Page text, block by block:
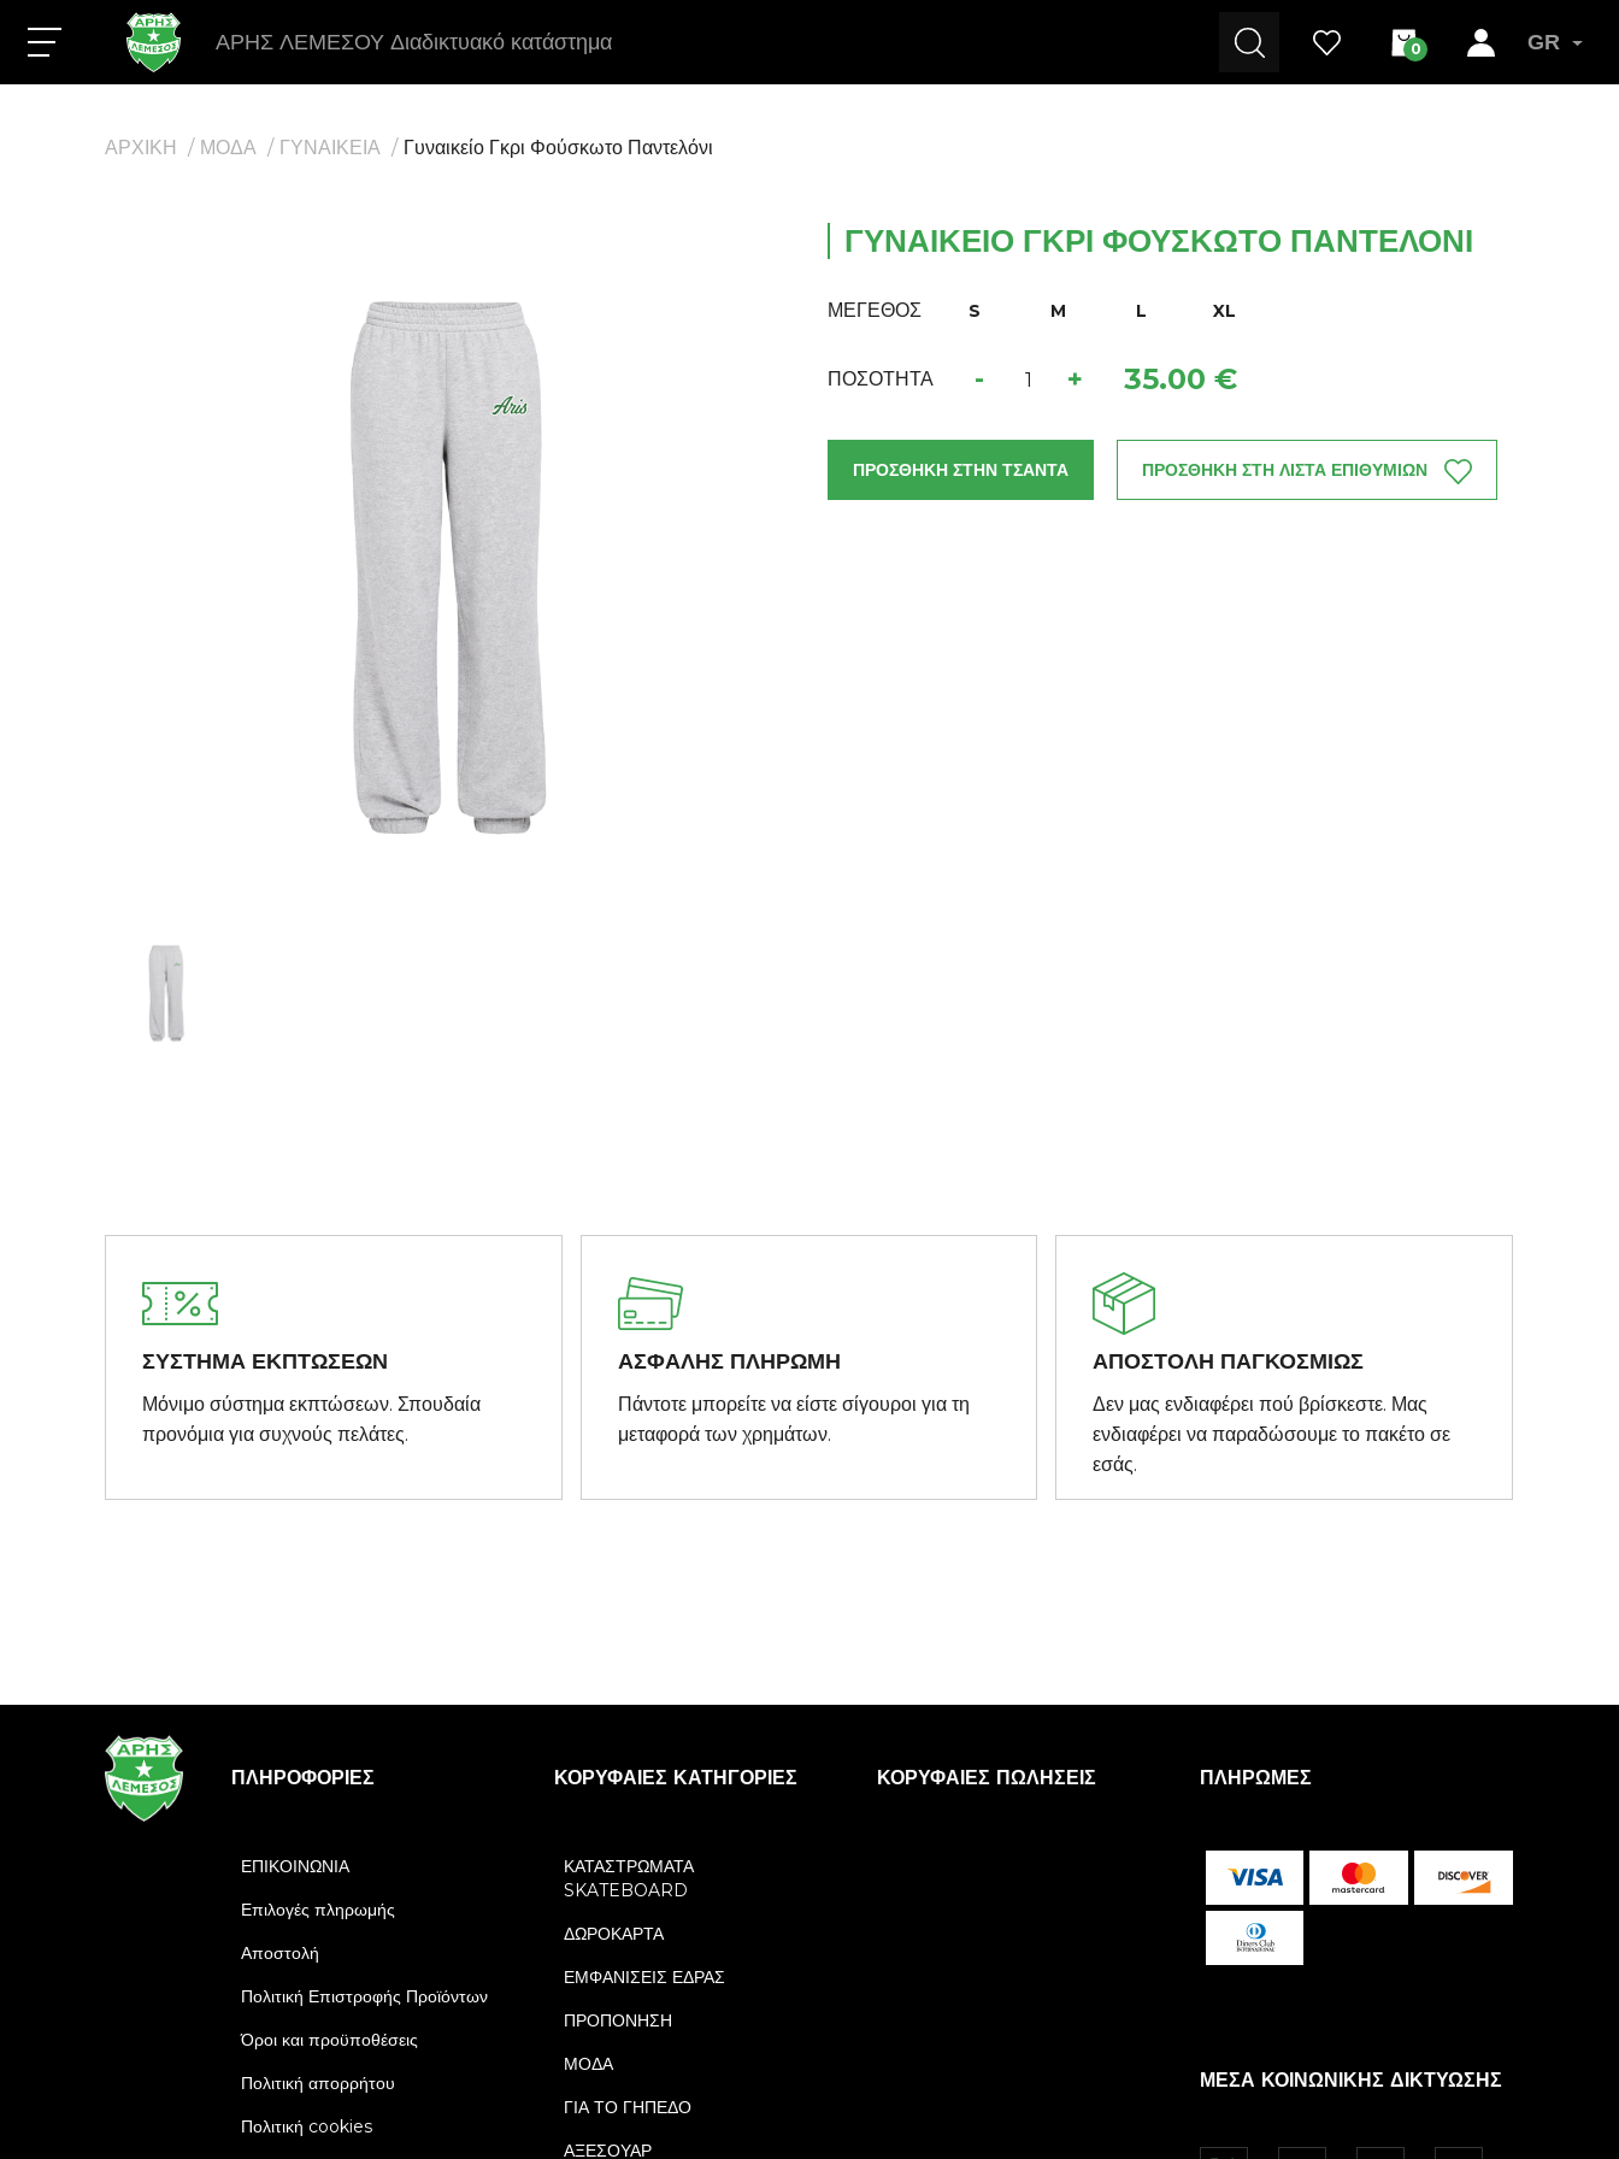
ΑΡΗΣ ΛΕΜΕΣΟΥ Διαδικτυακό κατάστημα 0 GR
ΑΡΧΙΚΗ ΜΟΔΑ ΓΥΝΑΙΚΕΙΑ Γυναικείο Γκρι Φούσκωτο Παντελόνι
ΓΥΝΑΙΚΕΊΟ ΓΚΡΙ ΦΟΎΣΚΩΤΟ ΠΑΝΤΕΛΌΝΙ
ΜΕΓΕΘΟΣ S M L XL
ΠΟΣΟΤΗΤΑ - + 35.00 €
ΠΡΟΣΘΗΚΗ ΣΤΗΝ ΤΣΑΝΤΑ ΠΡΟΣΘΗΚΗ ΣΤΗ ΛΙΣΤΑ ΕΠΙΘΥΜΙΩΝ
ΣΥΣΤΗΜΑ ΕΚΠΤΩΣΕΩΝ
Μόνιμο σύστημα εκπτώσεων. Σπουδαία
προνόμια για συχνούς πελάτες.
ΑΣΦΑΛΗΣ ΠΛΗΡΩΜΗ
Πάντοτε μπορείτε να είστε σίγουροι για τη
μεταφορά των χρημάτων.
ΑΠΟΣΤΟΛΗ ΠΑΓΚΟΣΜΙΩΣ
Δεν μας ενδιαφέρει πού βρίσκεστε. Μας
ενδιαφέρει να παραδώσουμε το πακέτο σε
εσάς.
ΠΛΗΡΟΦΟΡΊΕΣ
ΕΠΙΚΟΙΝΩΝΙΑ
Επιλογές πληρωμής
Αποστολή
Πολιτική Επιστροφής Προϊόντων
Όροι και προϋποθέσεις
Πολιτική απορρήτου
Πολιτική cookies
ΚΟΡΥΦΑΊΕΣ ΚΑΤΗΓΟΡΊΕΣ
ΚΑΤΑΣΤΡΩΜΑΤΑ
SKATEBOARD
ΔΩΡΟΚΑΡΤΑ
ΕΜΦΑΝΙΣΕΙΣ ΕΔΡΑΣ
ΠΡΟΠΟΝΗΣΗ
ΜΟΔΑ
ΓΙΑ ΤΟ ΓΗΠΕΔΟ
ΑΞΕΣΟΥΑΡ
ΚΟΡΥΦΑΊΕΣ ΠΩΛΉΣΕΙΣ ΠΛΗΡΩΜΈΣ
ΜΈΣΑ ΚΟΙΝΩΝΙΚΉΣ ΔΙΚΤΎΩΣΗΣ